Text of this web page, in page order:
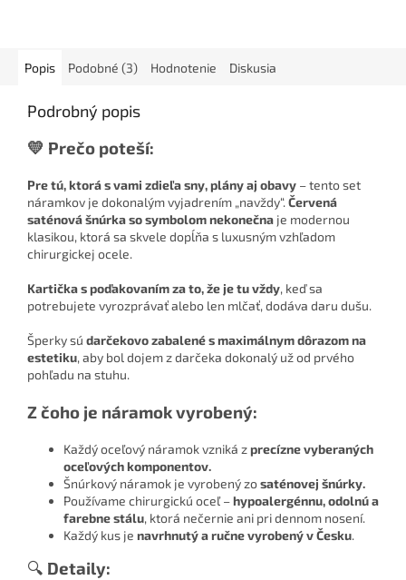
Popis Podobné (3) Hodnotenie Diskusia
Podrobný popis
💛 Prečo poteší:
Pre tú, ktorá s vami zdieľa sny, plány aj obavy – tento set
náramkov je dokonalým vyjadrením „navždy“. Červená
saténová šnúrka so symbolom nekonečna je modernou
klasikou, ktorá sa skvele dopĺňa s luxusným vzhľadom
chirurgickej ocele.
Kartička s poďakovaním za to, že je tu vždy, keď sa
potrebujete vyrozprávať alebo len mlčať, dodáva daru dušu.
Šperky sú darčekovo zabalené s maximálnym dôrazom na
estetiku, aby bol dojem z darčeka dokonalý už od prvého
pohľadu na stuhu.
Z čoho je náramok vyrobený:
Každý oceľový náramok vzniká zprecízne vyberaných
oceľových komponentov.
Šnúrkový náramok je vyrobený zosaténovej šnúrky.
Používame chirurgickú oceľ –hypoalergénnu, odolnú a
farebne stálu, ktorá nečernie ani pri dennom nosení.
Každý kus je navrhnutý a ručne vyrobený v Česku.
🔍 Detaily: